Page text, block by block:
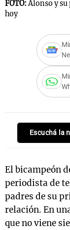
FOTO:Alonso y
hoy
Escuchá la
El bicampeón
periodista de
padres de su
relación. En
que no viene